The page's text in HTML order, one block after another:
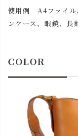
使用例 A4ファイ
ンケース、眼鏡、長
COLOR